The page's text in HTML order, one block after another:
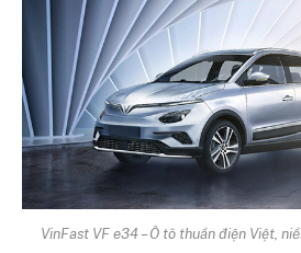
VinFast VF e34 – Ô tô thuần điện Việt,